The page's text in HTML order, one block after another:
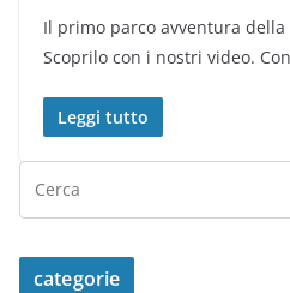
Il primo parco avventura
Scoprilo con i nostri video.
Leggi tutto
categorie